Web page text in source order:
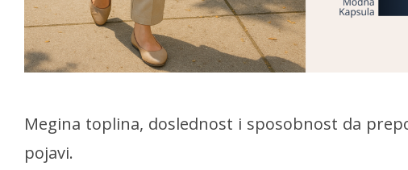
Megina toplina, doslednost i sposobnost da
pojavi.